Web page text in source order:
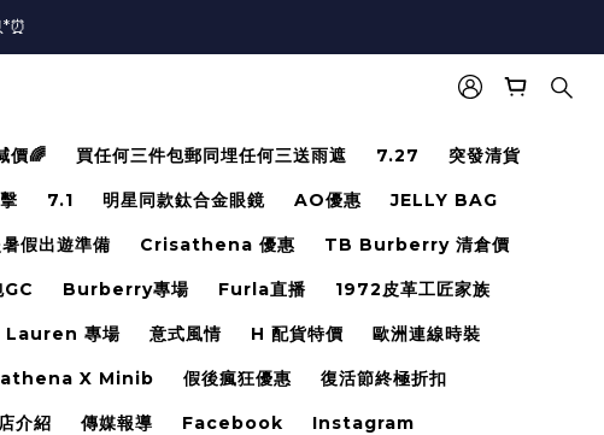
價🌈 買任何三件包郵同埋任何三送雨遮 7.27 突發清貨
7.1 明星同款鈦合金眼鏡 AO優惠 JELLY BAG
假出遊準備 Crisathena 優惠 TB Burberry 清倉價
GC Burberry專場 Furla直播 1972皮革工匠家族
Lauren 專場 意式風情 H 配貨特價 歐洲連線時裝
X Minib 假後瘋狂優惠 復活節終極折扣
介紹 傳媒報導 Facebook Instagram